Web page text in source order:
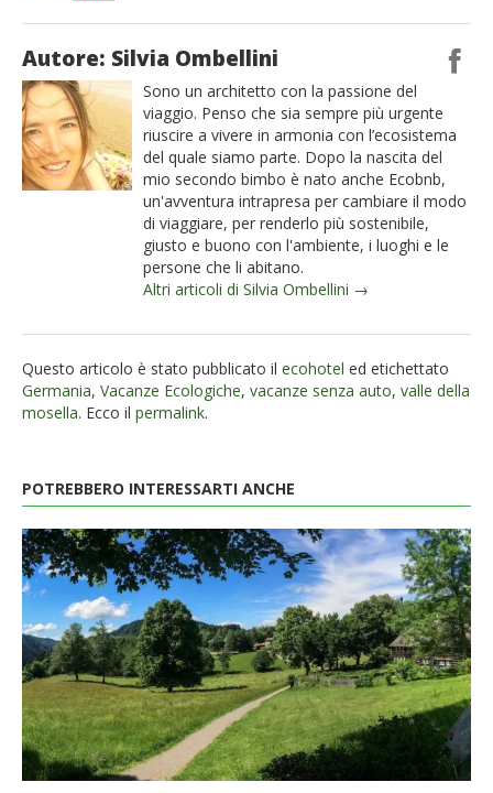
Autore: Silvia Ombellini
Sono un architetto con la passione del
viaggio. Penso che sia sempre più urgente
riuscire a vivere in armonia con l’ecosistema
del quale siamo parte. Dopo la nascita del
mio secondo bimbo è nato anche Ecobnb,
un'avventura intrapresa per cambiare il modo
di viaggiare, per renderlo più sostenibile,
giusto e buono con l'ambiente, i luoghi e le
persone che li abitano.
Altri articoli di Silvia Ombellini →
Questo articolo è stato pubblicato il ecohotel ed etichettato
Germania, Vacanze Ecologiche, vacanze senza auto, valle della
mosella. Ecco il permalink.
POTREBBERO INTERESSARTI ANCHE